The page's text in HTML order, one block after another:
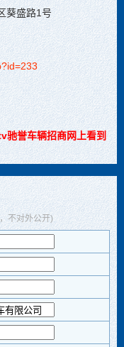
葵盛路1号
驰誉车辆招商网上看到
不对外公开)